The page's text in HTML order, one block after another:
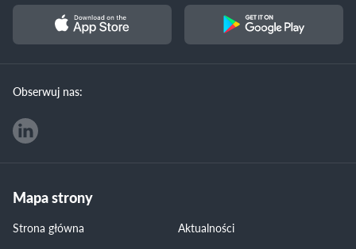
Obserwuj nas:
Mapa strony
Strona główna
Aktualności